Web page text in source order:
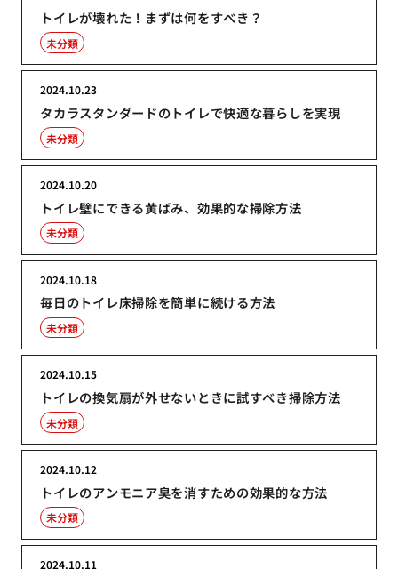
トイレが壊れた！まずは何をすべき？
未分類
タカラスタンダードのトイレで快適な暮らしを実現
2024.10.23
未分類
トイレ壁にできる黄ばみ、効果的な掃除方法
2024.10.20
未分類
毎日のトイレ床掃除を簡単に続ける方法
2024.10.18
未分類
トイレの換気扇が外せないときに試すべき掃除方法
2024.10.15
未分類
トイレのアンモニア臭を消すための効果的な方法
2024.10.12
未分類
2024.10.11